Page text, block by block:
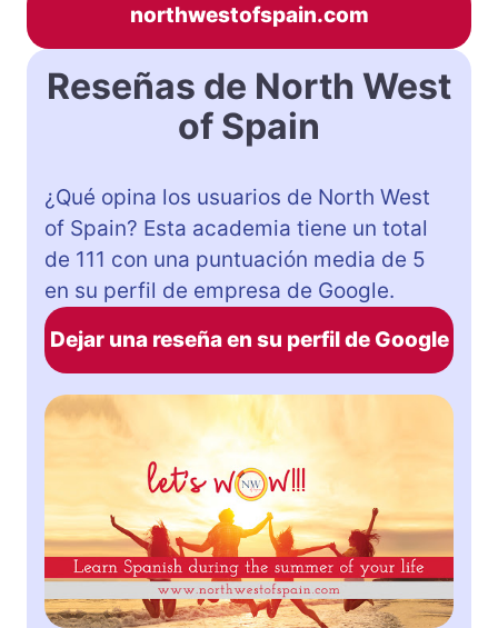
northwestofspain.com
Reseñas de North West
of Spain
¿Qué opina los usuarios de North West
of Spain? Esta academia tiene un total
de 111 con una puntuación media de 5
en su perfil de empresa de Google.
Dejar una reseña en su perfil de Google